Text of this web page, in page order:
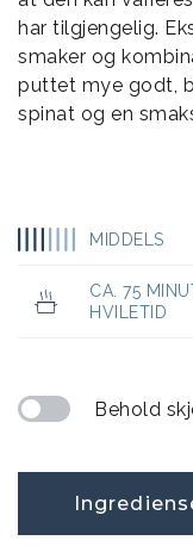
har tilgjengelig.
smaker og
puttet mye godt,
spinat og en
MIDDELS
CA. 75
HVILETID
Behold